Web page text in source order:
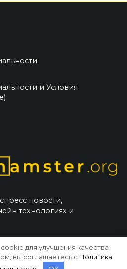
и Условия
новости,
технологиях и
для улучшения качества
вы соглашаетесь с Политика